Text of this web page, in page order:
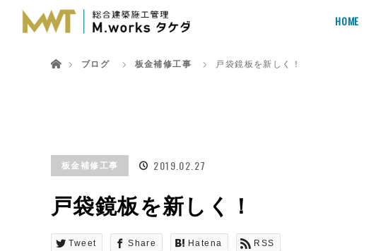
HOME
ブログ
板金補修工事 戸袋鏡板を新しく！
板金補修工事 2019.02.27
戸袋鏡板を新しく！
Tweet Share Hatena RSS